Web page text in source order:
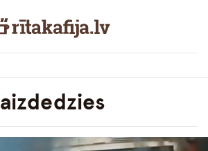
aizdedzies